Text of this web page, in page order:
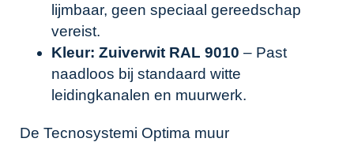
lijmbaar, geen speciaal gereedschap
vereist.
Kleur: Zuiverwit RAL 9010 – Past
naadloos bij standaard witte
leidingkanalen en muurwerk.
De Tecnosystemi Optima muur